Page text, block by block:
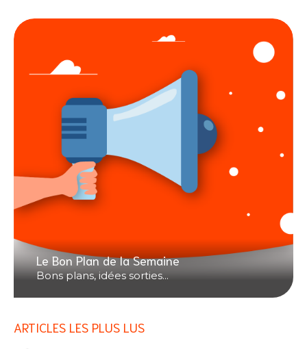
Le Bon Plan de la Semaine
Bons plans, idées sorties...
ARTICLES LES PLUS LUS